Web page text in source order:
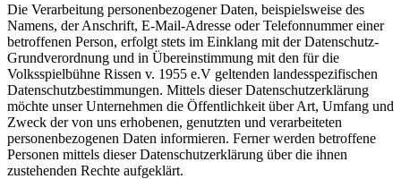
Die Verarbeitung personenbezogener Daten, beispielsweise des
Namens, der Anschrift, E-Mail-Adresse oder Telefonnummer einer
betroffenen Person, erfolgt stets im Einklang mit der Datenschutz-
Grundverordnung und in Übereinstimmung mit den für die
Volksspielbühne Rissen v. 1955 e.V geltenden landesspezifischen
Datenschutzbestimmungen. Mittels dieser Datenschutzerklärung
möchte unser Unternehmen die Öffentlichkeit über Art, Umfang und
Zweck der von uns erhobenen, genutzten und verarbeiteten
personenbezogenen Daten informieren. Ferner werden betroffene
Personen mittels dieser Datenschutzerklärung über die ihnen
zustehenden Rechte aufgeklärt.